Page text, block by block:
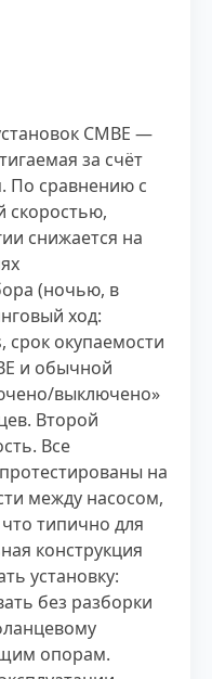
CMBE —
за счёт
По сравнению с
скоростью,
снижается на
(ночью, в
ход:
окупаемости
и обычной
выключено»
Второй
Все
на
между насосом,
типично для
конструкция
установку:
без разборки
опорам.